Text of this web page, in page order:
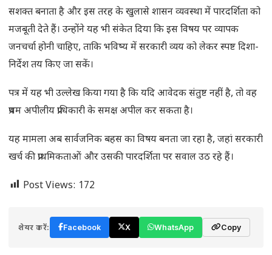
सशक्त बनाता है और इस तरह के खुलासे शासन व्यवस्था में पारदर्शिता को
मजबूती देते हैं। उन्होंने यह भी संकेत दिया कि इस विषय पर व्यापक
जनचर्चा होनी चाहिए, ताकि भविष्य में सरकारी व्यय को लेकर स्पष्ट दिशा-
निर्देश तय किए जा सकें।
पत्र में यह भी उल्लेख किया गया है कि यदि आवेदक संतुष्ट नहीं है, तो वह
प्रथम अपीलीय प्राधिकारी के समक्ष अपील कर सकता है।
यह मामला अब सार्वजनिक बहस का विषय बनता जा रहा है, जहां सरकारी
खर्च की प्राथमिकताओं और उसकी पारदर्शिता पर सवाल उठ रहे हैं।
Post Views: 172
शेयर करें: Facebook X WhatsApp Copy